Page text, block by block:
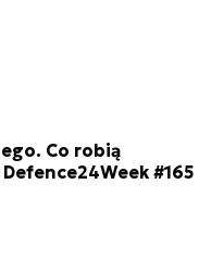
Co robią
#165